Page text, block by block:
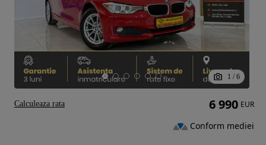
1 / 6
6 990 EUR
Conform mediei
Calculeaza rata